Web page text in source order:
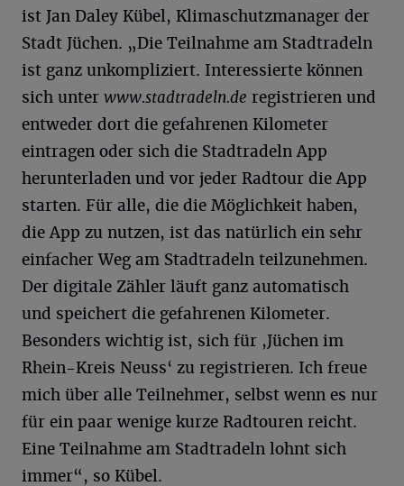
ist Jan Daley Kübel, Klimaschutzmanager der
Stadt Jüchen. „Die Teilnahme am Stadtradeln
ist ganz unkompliziert. Interessierte können
sich unter www.stadtradeln.de registrieren und
entweder dort die gefahrenen Kilometer
eintragen oder sich die Stadtradeln App
herunterladen und vor jeder Radtour die App
starten. Für alle, die die Möglichkeit haben,
die App zu nutzen, ist das natürlich ein sehr
einfacher Weg am Stadtradeln teilzunehmen.
Der digitale Zähler läuft ganz automatisch
und speichert die gefahrenen Kilometer.
Besonders wichtig ist, sich für ,Jüchen im
Rhein-Kreis Neuss‘ zu registrieren. Ich freue
mich über alle Teilnehmer, selbst wenn es nur
für ein paar wenige kurze Radtouren reicht.
Eine Teilnahme am Stadtradeln lohnt sich
immer“, so Kübel.